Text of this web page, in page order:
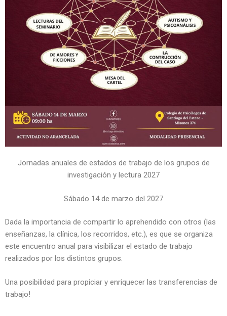
Jornadas anuales de estados de trabajo de los grupos de
investigación y lectura 2027
Sábado 14 de marzo del 2027
Dada la importancia de compartir lo aprehendido con otros (las
enseñanzas, la clínica, los recorridos, etc.), es que se organiza
este encuentro anual para visibilizar el estado de trabajo
realizados por los distintos grupos.
Una posibilidad para propiciar y enriquecer las transferencias de
trabajo!